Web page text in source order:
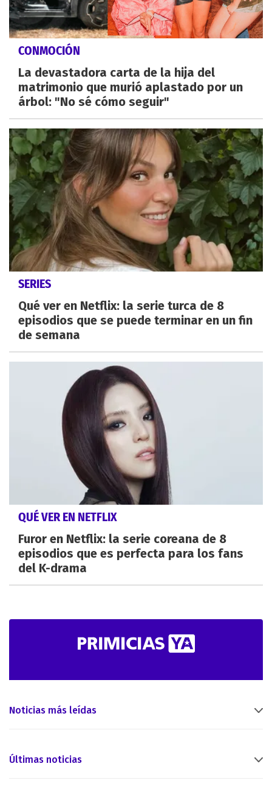
CONMOCIÓN
La devastadora carta de la hija del
matrimonio que murió aplastado por un
árbol: "No sé cómo seguir"
SERIES
Qué ver en Netflix: la serie turca de 8
episodios que se puede terminar en un fin
de semana
QUÉ VER EN NETFLIX
Furor en Netflix: la serie coreana de 8
episodios que es perfecta para los fans
del K-drama
Noticias más leídas
Últimas noticias